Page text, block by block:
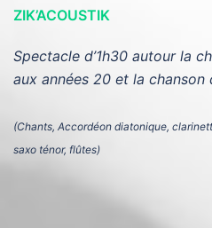
ZIK’ACOUSTIK
Spectacle d’1h30 autour la
aux années 20 et la chanson
(Chants, Accordéon diatonique,
saxo ténor, flûtes)